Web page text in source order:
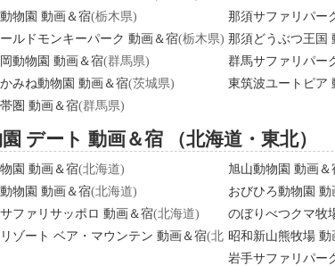
物園 動画＆宿(栃木県) 那須サファリパー
ルドモンキーパーク 動画＆宿(栃木県) 那須どうぶつ王国
動物園 動画＆宿(群馬県) 群馬サファリパー
みね動物園 動画＆宿(茨城県) 東筑波ユートピア
圏 動画＆宿(群馬県)
デート 動画＆宿 （北海道・東北）
園 動画＆宿(北海道) 旭山動物園 動画＆
物園 動画＆宿(北海道) おびひろ動物園 動
ファリサッポロ 動画＆宿(北海道) のぼりべつクマ牧
ゾート ベア・マウンテン 動画＆宿(北 昭和新山熊牧場 動
岩手サファリパー